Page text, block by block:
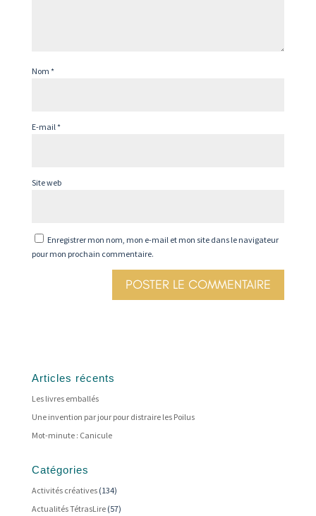
Nom *
E-mail *
Site web
Enregistrer mon nom, mon e-mail et mon site dans le navigateur
pour mon prochain commentaire.
Articles récents
Les livres emballés
Une invention par jour pour distraire les Poilus
Mot-minute : Canicule
Catégories
Activités créatives(134)
Actualités TétrasLire(57)